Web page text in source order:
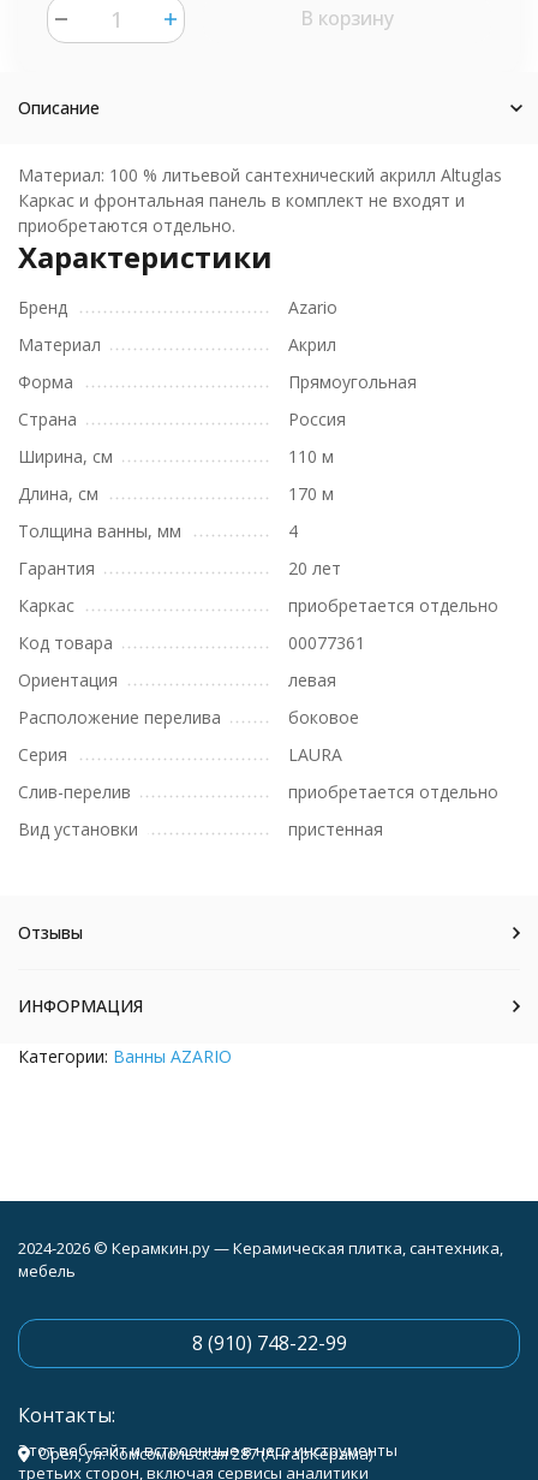
В корзину
Описание
Материал: 100 % литьевой сантехнический акрилл Altuglas
Каркас и фронтальная панель в комплект не входят и
приобретаются отдельно.
Характеристики
Бренд
Azario
Материал
Акрил
Форма
Прямоугольная
Страна
Россия
Ширина, см
110 м
Длина, см
170 м
Толщина ванны, мм
4
Гарантия
20 лет
Каркас
приобретается отдельно
Код товара
00077361
Ориентация
левая
Расположение перелива
боковое
Серия
LAURA
Слив-перелив
приобретается отдельно
Вид установки
пристенная
Отзывы
ИНФОРМАЦИЯ
Категории: Ванны AZARIO
2024-2026 © Керамкин.ру — Керамическая плитка, сантехника,
мебель
8 (910) 748-22-99
Контакты:
Орёл, ул. Комсомольская 287 (АнгарКерама)
Этот веб-сайт и встроенные в него инструменты
третьих сторон, включая сервисы аналитики